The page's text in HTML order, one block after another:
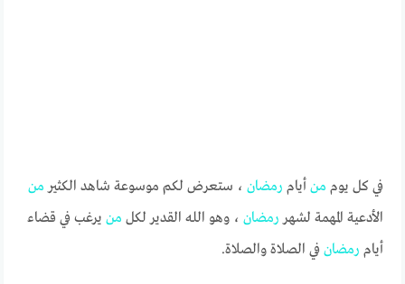
في كل يوم من أيام رمضان ، ستعرض لكم موسوعة شاهد الكثير من
الأدعية المهمة لشهر رمضان ، وهو الله القدير لكل من يرغب في قضاء
أيام رمضان في الصلاة والصلاة.